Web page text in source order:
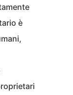
è